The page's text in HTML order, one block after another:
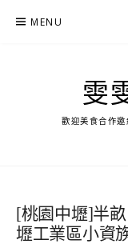
MENU
雯
歡迎美食合作邀
[桃園中壢]半
壢工業區小資